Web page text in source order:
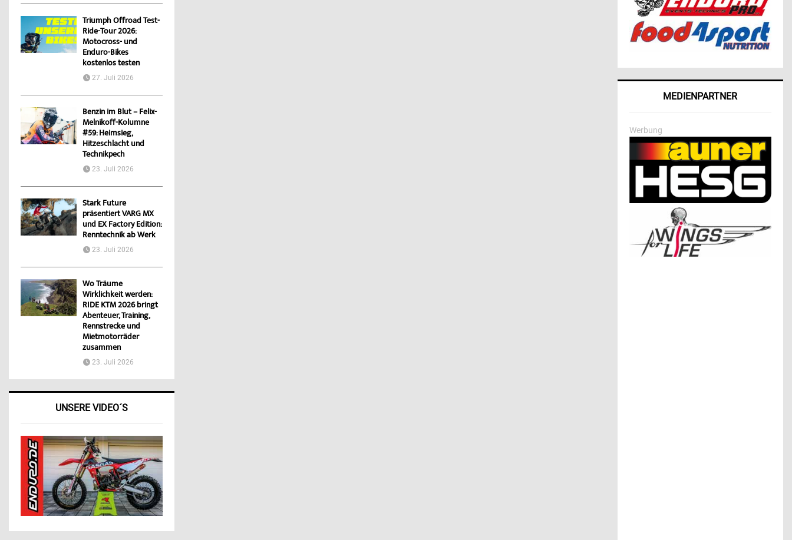
Triumph Offroad Test-
Ride-Tour 2026:
Motocross- und
Enduro-Bikes
kostenlos testen
27. Juli 2026
Benzin im Blut – Felix-
Melnikoff-Kolumne
#59: Heimsieg,
Hitzeschlacht und
Technikpech
23. Juli 2026
Stark Future
präsentiert VARG MX
und EX Factory Edition:
Renntechnik ab Werk
23. Juli 2026
Wo Träume
Wirklichkeit werden:
RIDE KTM 2026 bringt
Abenteuer, Training,
Rennstrecke und
Mietmotorräder
zusammen
23. Juli 2026
UNSERE VIDEO´S
MEDIENPARTNER
Werbung